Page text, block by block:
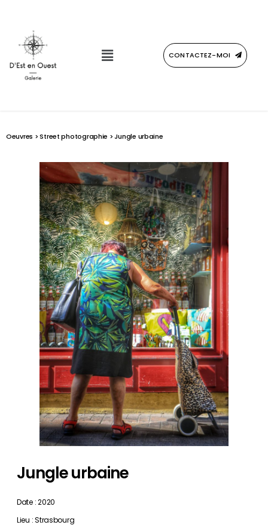
CONTACTEZ-MOI
Oeuvres >Street photographie > Jungle urbaine
Jungle urbaine
Date : 2020
Lieu : Strasbourg